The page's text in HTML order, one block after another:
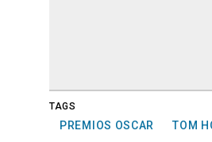
TAGS
PREMIOS OSCAR TOM